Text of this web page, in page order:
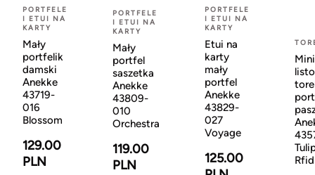
PORTFELE
I ETUI NA
KARTY
Mały
portfelik
damski
Anekke
43719-
016
Blossom
129.00
PLN
PORTFELE
I ETUI NA
KARTY
Mały
portfel
saszetka
Anekke
43809-
010
Orchestra
119.00
PLN
PORTFELE
I ETUI NA
KARTY
Etui na
karty
mały
portfel
Anekke
43829-
027
Voyage
125.00
Mini
Rfid